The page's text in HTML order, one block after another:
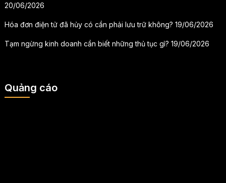
20/06/2026
Hóa đơn điện tử đã hủy có cần phải lưu trữ không? 19/06/2026
Tạm ngừng kinh doanh cần biết những thủ tục gì? 19/06/2026
Quảng cáo